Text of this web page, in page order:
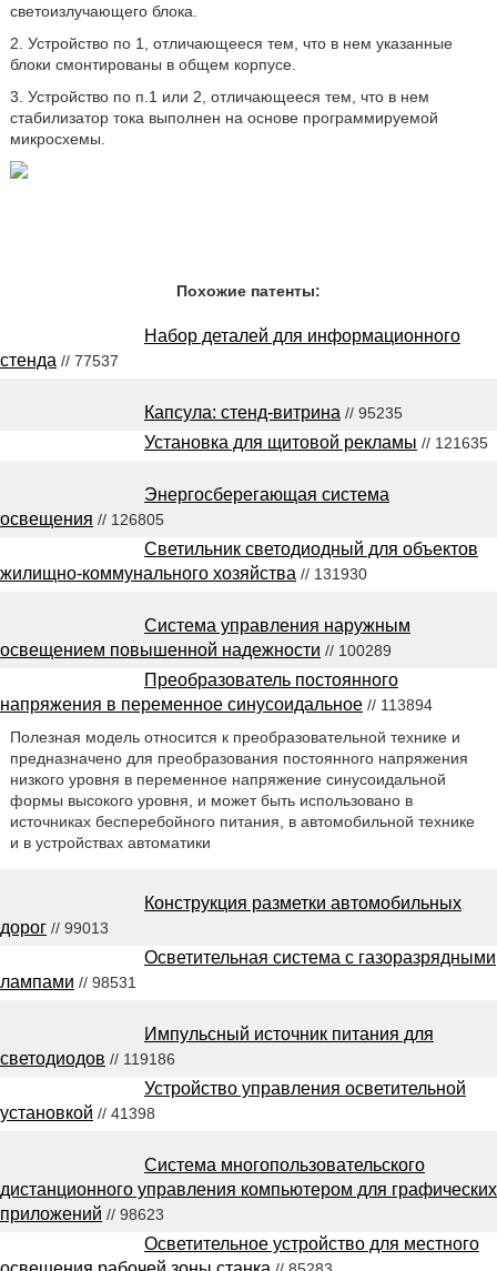
светоизлучающего блока.
2. Устройство по 1, отличающееся тем, что в нем указанные
блоки смонтированы в общем корпусе.
3. Устройство по п.1 или 2, отличающееся тем, что в нем
стабилизатор тока выполнен на основе программируемой
микросхемы.
Похожие патенты:
Набор деталей для информационного
стенда // 77537
Капсула: стенд-витрина // 95235
Установка для щитовой рекламы // 121635
Энергосберегающая система
освещения // 126805
Светильник светодиодный для объектов
жилищно-коммунального хозяйства // 131930
Система управления наружным
освещением повышенной надежности // 100289
Преобразователь постоянного
напряжения в переменное синусоидальное // 113894
Полезная модель относится к преобразовательной технике и
предназначено для преобразования постоянного напряжения
низкого уровня в переменное напряжение синусоидальной
формы высокого уровня, и может быть использовано в
источниках бесперебойного питания, в автомобильной технике
и в устройствах автоматики
Конструкция разметки автомобильных
дорог // 99013
Осветительная система с газоразрядными
лампами // 98531
Импульсный источник питания для
светодиодов // 119186
Устройство управления осветительной
установкой // 41398
Система многопользовательского
дистанционного управления компьютером для графических
приложений // 98623
Осветительное устройство для местного